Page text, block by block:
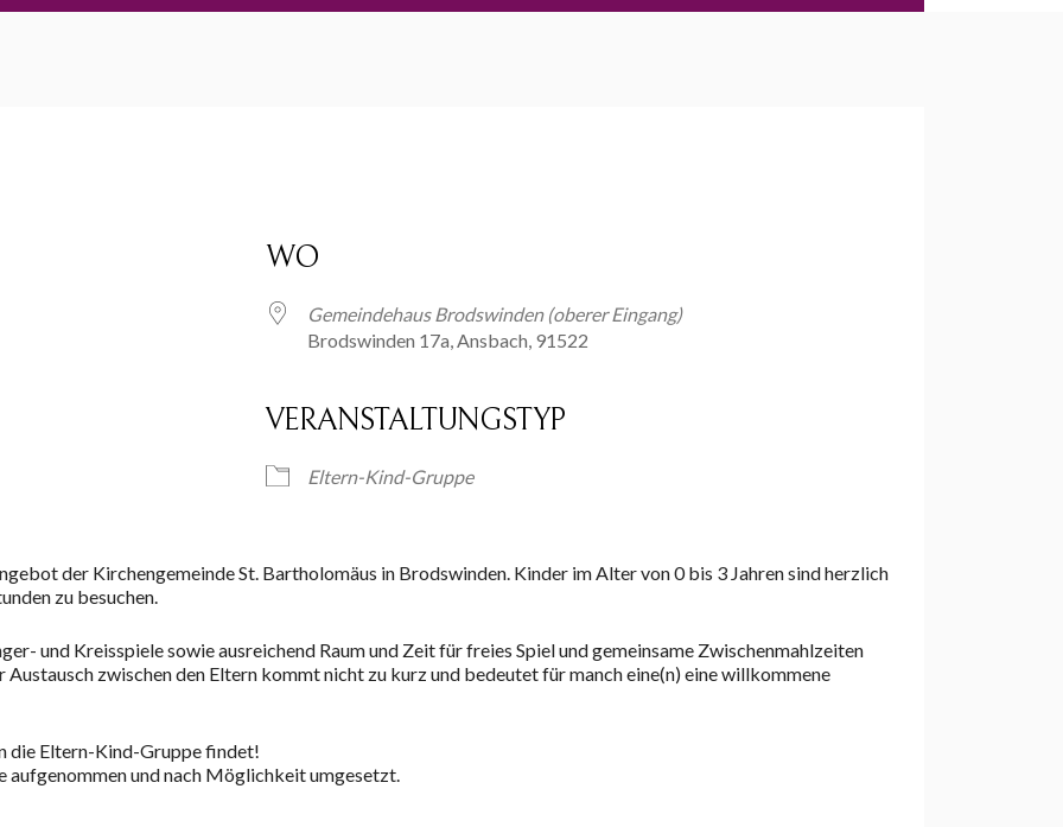
WO
Gemeindehaus Brodswinden (oberer Eingang)
Brodswinden 17a, Ansbach, 91522
VERANSTALTUNGSTYP
Eltern-Kind-Gruppe
der Kirchengemeinde St. Bartholomäus in Brodswinden. Kinder im Alter von 0 bis 3 Jahren sind herzlich
zu besuchen.
und Kreisspiele sowie ausreichend Raum und Zeit für freies Spiel und gemeinsame Zwischenmahlzeiten
zwischen den Eltern kommt nicht zu kurz und bedeutet für manch eine(n) eine willkommene
die Eltern-Kind-Gruppe findet!
aufgenommen und nach Möglichkeit umgesetzt.